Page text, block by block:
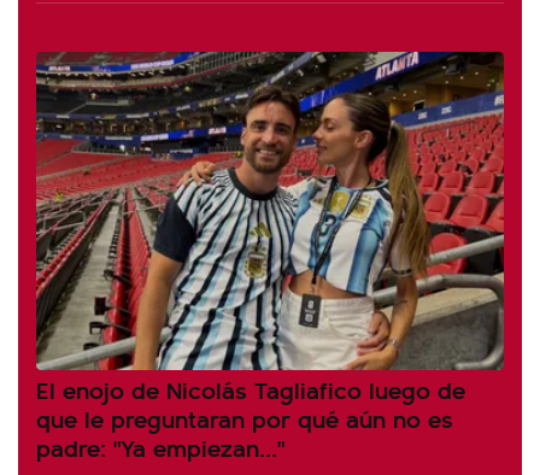
El enojo de Nicolás Tagliafico luego de
que le preguntaran por qué aún no es
padre: "Ya empiezan..."